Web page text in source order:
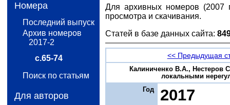
Номера
Последний выпуск
Архив номеров
2017-2
с.65-74
Поиск по статьям
Для авторов
Для архивных номеров (2007
просмотра и скачивания.
Статей в базе данных сайта:
<< Предыдущая
Калиниченко В.А., Нестеров
локальными
Год
2017